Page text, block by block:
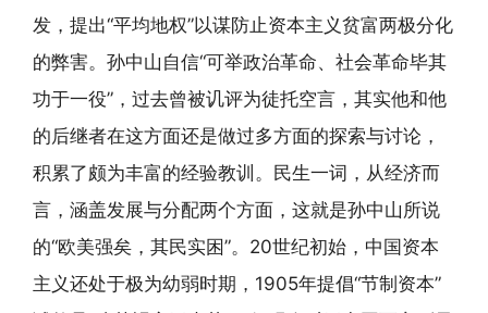
发，提出“平均地权”以谋防止资本主义贫富两极分化
的弊害。孙中山自信“可举政治革命、社会革命毕其
功于一役”，过去曾被讥评为徒托空言，其实他和他
的后继者在这方面还是做过多方面的探索与讨论，
积累了颇为丰富的经验教训。民生一词，从经济而
言，涵盖发展与分配两个方面，这就是孙中山所说
的“欧美强矣，其民实困”。20世纪初始，中国资本
主义还处于极为幼弱时期，1905年提倡“节制资本”